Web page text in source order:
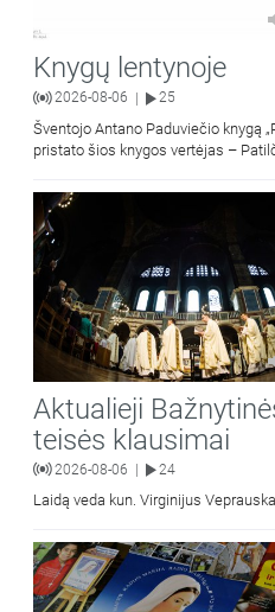
Knygų lentynoje
2026-08-06 25
Šventojo Antano Paduviečio knygą
pristato šios knygos vertėjas –
moralinės teologijos dr. Algirdas
Aktualieji
teisės klausimai
2026-08-06 24
Laidą veda kun. Virginijus